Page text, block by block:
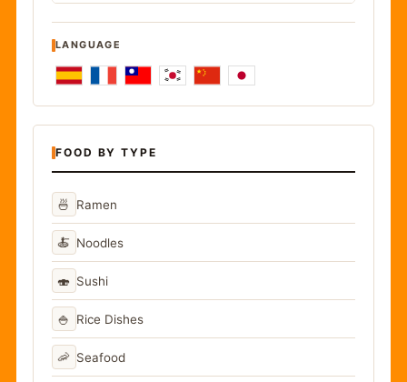
LANGUAGE
FOOD BY TYPE
🍜 Ramen
🍝 Noodles
🍣 Sushi
🍚 Rice Dishes
🦐 Seafood